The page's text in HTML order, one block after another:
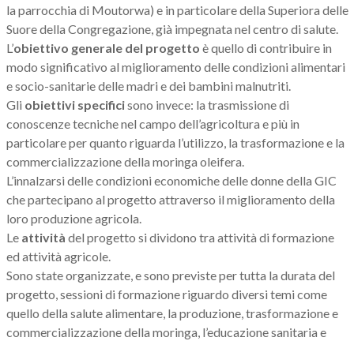
la parrocchia di Moutorwa) e in particolare della Superiora delle
Suore della Congregazione, già impegnata nel centro di salute.
L’obiettivo generale del progetto è quello di contribuire in
modo significativo al miglioramento delle condizioni alimentari
e socio-sanitarie delle madri e dei bambini malnutriti.
Gli obiettivi specificisono invece: la trasmissione di
conoscenze tecniche nel campo dell’agricoltura e più in
particolare per quanto riguarda l’utilizzo, la trasformazione e la
commercializzazione della moringa oleifera.
L’innalzarsi delle condizioni economiche delle donne della GIC
che partecipano al progetto attraverso il miglioramento della
loro produzione agricola.
Le attività del progetto si dividono tra attività di formazione
ed attività agricole.
Sono state organizzate, e sono previste per tutta la durata del
progetto, sessioni di formazione riguardo diversi temi come
quello della salute alimentare, la produzione, trasformazione e
commercializzazione della moringa, l’educazione sanitaria e